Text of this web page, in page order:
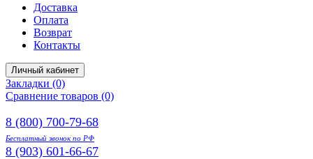
Доставка
Оплата
Возврат
Контакты
Личный кабинет
Закладки (0)
Сравнение товаров (0)
8 (800) 700-79-68
Бесплатный звонок по РФ
8 (903) 601-66-67